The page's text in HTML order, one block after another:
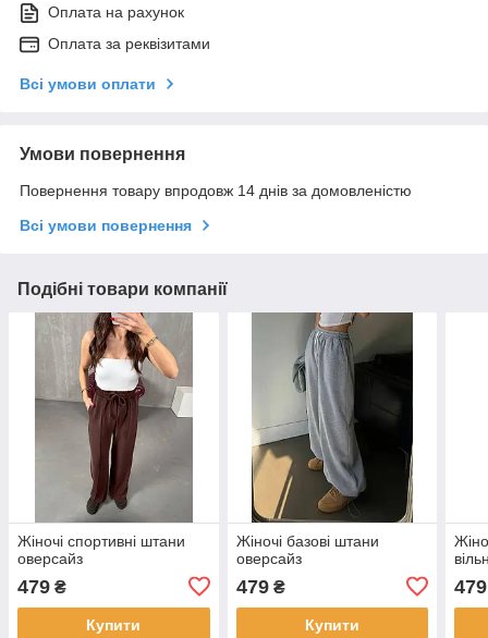
Оплата на рахунок
Оплата за реквізитами
Всі умови оплати
Умови повернення
Повернення товару впродовж 14 днів за домовленістю
Всі умови повернення
Подібні товари компанії
Жіночі спортивні штани
оверсайз
479 ₴
Купити
Жіночі базові штани
оверсайз
479₴
Купити
479